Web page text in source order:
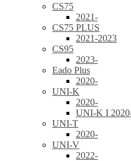
CS75
2021-
CS75 PLUS
2021-2023
CS95
2023-
Eado Plus
2020-
UNI-K
2020-
UNI-K I
UNI-T
2020-
UNI-V
2022-